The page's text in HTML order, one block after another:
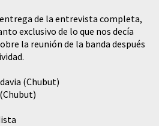
de la entrevista completa,
exclusivo de lo que nos decía
la reunión de la banda después
(Chubut)